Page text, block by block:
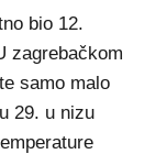
bio 12.
zagrebačkom
samo malo
29. u nizu